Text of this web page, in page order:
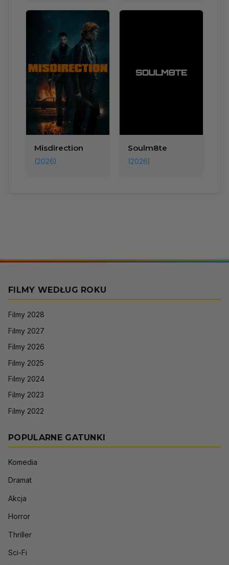
Misdirection
(2026)
Soulm8te
(2026)
FILMY WEDŁUG ROKU
Filmy 2028
Filmy 2027
Filmy 2026
Filmy 2025
Filmy 2024
Filmy 2023
Filmy 2022
POPULARNE GATUNKI
Komedia
Dramat
Akcja
Horror
Thriller
Sci-Fi